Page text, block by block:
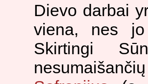
Dievo darbai
viena, nes
Skirtingi
nesumaišančių